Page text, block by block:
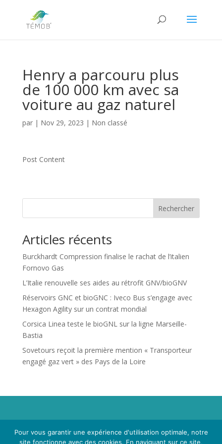
Henry a parcouru plus
de 100 000 km avec sa
voiture au gaz naturel
par | Nov 29, 2023 | Non classé
Post Content
Rechercher
Articles récents
Burckhardt Compression finalise le rachat de l’italien
Fornovo Gas
L’Italie renouvelle ses aides au rétrofit GNV/bioGNV
Réservoirs GNC et bioGNC : Iveco Bus s’engage avec
Hexagon Agility sur un contrat mondial
Corsica Linea teste le bioGNL sur la ligne Marseille-
Bastia
Sovetours reçoit la première mention « Transporteur
engagé gaz vert » des Pays de la Loire
Propriété de Territoire d'Energie Lot-et-Garonne. Voir
Mentions LégalesetPolitique de Confidentialité.
Pour vous garantir une expérience d'utilisation optimale, notre
site fonctionne avec des cookies. En naviguant sur ce site,